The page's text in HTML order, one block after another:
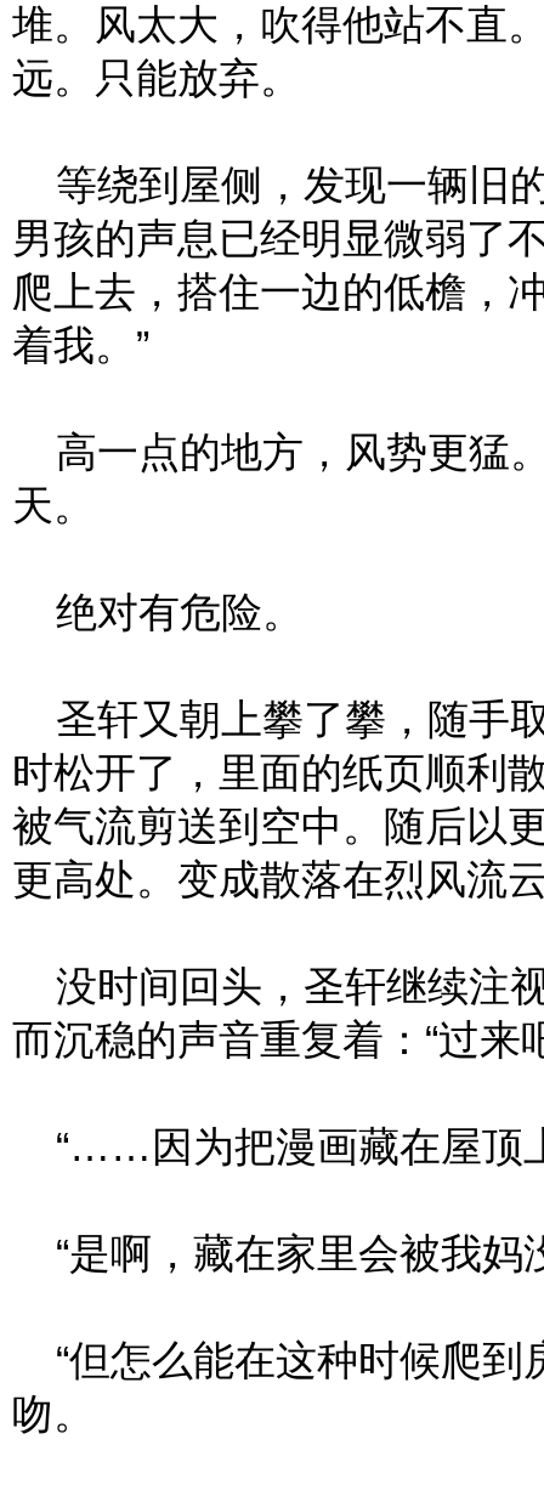
堆。风太大，吹得他站不直
远。只能放弃。
等绕到屋侧，发现一辆旧
男孩的声息已经明显微弱了
爬上去，搭住一边的低檐，
着我。”
高一点的地方，风势更猛
天。
绝对有危险。
圣轩又朝上攀了攀，随手
时松开了，里面的纸页顺利
被气流剪送到空中。随后以
更高处。变成散落在烈风流
没时间回头，圣轩继续注
而沉稳的声音重复着：“过来
“……因为把漫画藏在屋顶
“是啊，藏在家里会被我妈
“但怎么能在这种时候爬到
吻。